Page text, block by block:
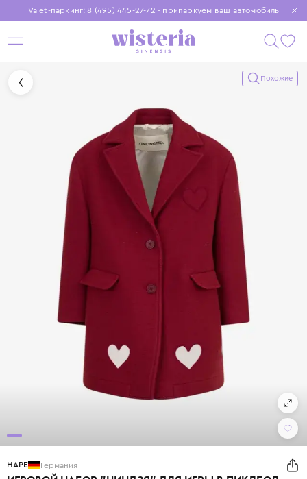
Valet-паркинг: 8 (495) 445-27-72 - припаркуем ваш автомобиль
Бесплатная доставка при заказе от 15 000 ₽
Установите приложение, чтобы покупки были еще удобнее
Похожие
HAPE Германия